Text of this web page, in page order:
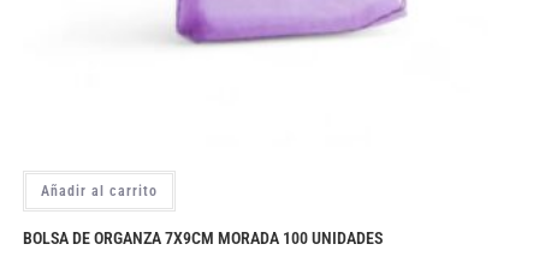
Añadir al carrito
BOLSA DE ORGANZA 7X9CM MORADA 100 UNIDADES